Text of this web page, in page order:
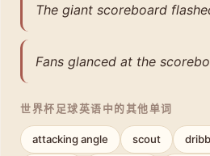
The giant scoreboard
Fans glanced at the
世界杯足球英语中的其他单词
attacking angle scout